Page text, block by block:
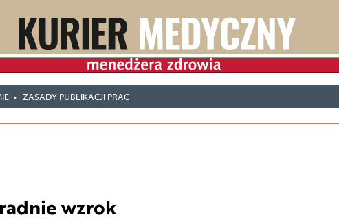
ZASADY PUBLIKACJI PRAC
wzrok